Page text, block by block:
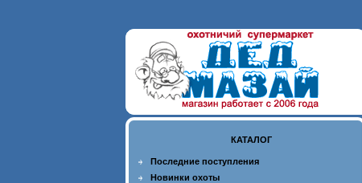
КАТАЛОГ
Последние поступления
Новинки охоты